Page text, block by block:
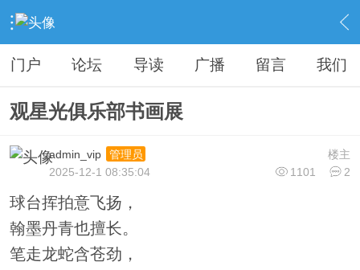
› 运动户外 › 乒乓专版 › 范家店乒乓 › 内容
门户 论坛 导读 广播 留言 我们
观星光俱乐部书画展
楼主
admin_vip
管理员
1101
2
2025-12-1 08:35:04
球台挥拍意飞扬，
翰墨丹青也擅长。
笔走龙蛇含苍劲，